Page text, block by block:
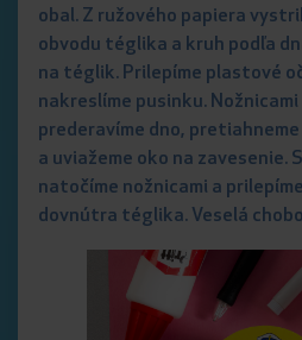
obal. Z ružového papiera
obvodu téglika a kruh podľa
na téglik. Prilepíme plastové
nakreslíme pusinku.
prederavíme dno,
a uviažeme oko na zavesenie.
natočíme nožnicami a
dovnútra téglika. Veselá